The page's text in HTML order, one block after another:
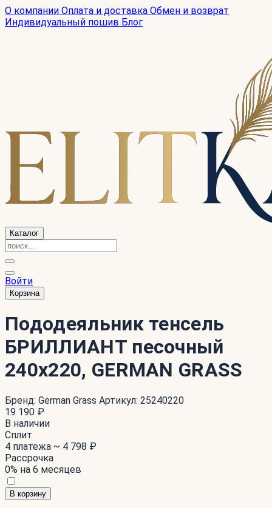
О компании Оплата и доставка Обмен и возврат
Индивидуальный пошив Блог
Каталог
Войти
Корзина
Пододеяльник тенсель
БРИЛЛИАНТ песочный
240x220, GERMAN GRASS
Бренд: German Grass Артикул: 25240220
19 190 ₽
В наличии
Сплит
4 платежа ~ 4 798 ₽
Рассрочка
0% на 6 месяцев
В корзину